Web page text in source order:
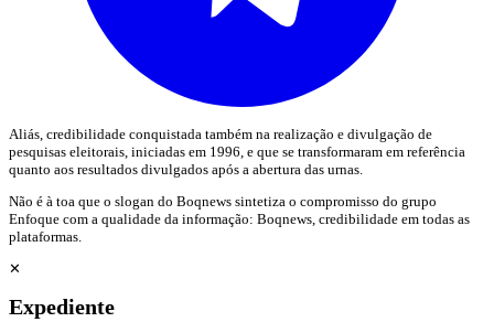
Aliás, credibilidade conquistada também na realização e divulgação de
pesquisas eleitorais, iniciadas em 1996, e que se transformaram em referência
quanto aos resultados divulgados após a abertura das urnas.
Não é à toa que o slogan do Boqnews sintetiza o compromisso do grupo
Enfoque com a qualidade da informação: Boqnews, credibilidade em todas as
plataformas.
✕
Expediente